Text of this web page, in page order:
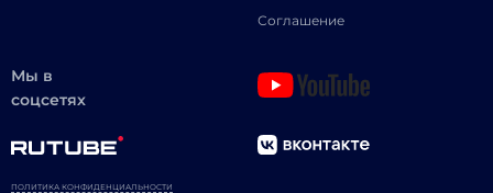
Соглашение
Мы в
соцсетях
ПОЛИТИКА КОНФИДЕНЦИАЛЬНОСТИ